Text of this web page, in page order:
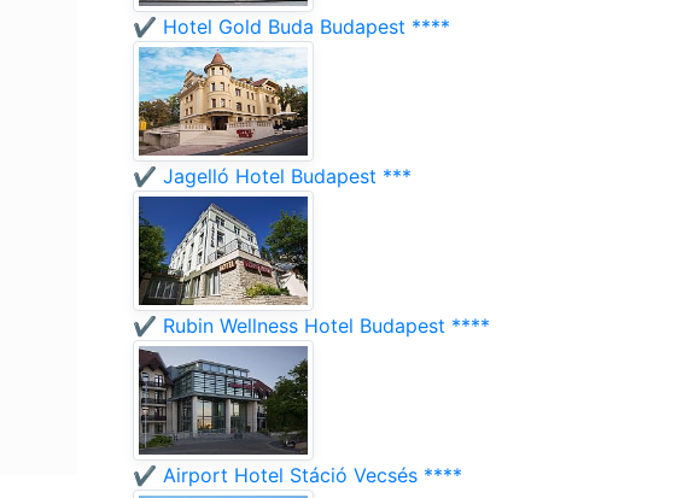
✔️ Hotel Gold Buda Budapest ****
✔️ Jagelló Hotel Budapest ***
✔️ Rubin Wellness Hotel Budapest ****
✔️ Airport Hotel Stáció Vecsés ****